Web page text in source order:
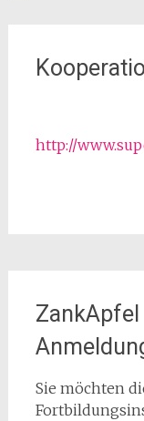
http://
Sie möchten